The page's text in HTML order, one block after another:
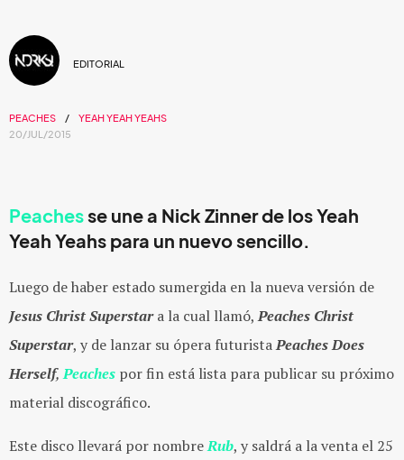
EDITORIAL
PEACHES
YEAH YEAH YEAHS
20/JUL/2015
Peachesse une a Nick Zinner de los Yeah
Yeah Yeahs para un nuevo sencillo.
Luego de haber estado sumergida en la nueva versión de
Jesus Christ Superstara la cual llamó,Peaches Christ
Superstar, y de lanzar su ópera futuristaPeaches Does
Herself,Peaches por fin está lista para publicar su próximo
material discográfico.
Este disco llevará por nombreRub, y saldrá a la venta el 25